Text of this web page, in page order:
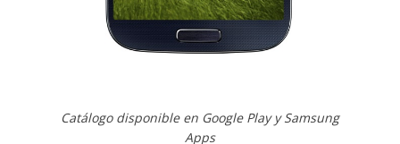
Catálogo disponible en Google Play y Samsung
Apps